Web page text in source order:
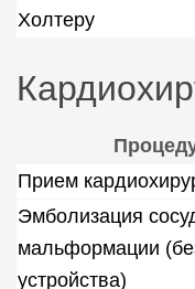
Холтеру
Прием
Эмболизация
мальформации
устройства)